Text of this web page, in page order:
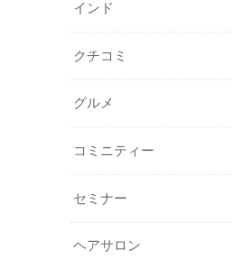
インド
クチコミ
グルメ
コミニティー
セミナー
ヘアサロン